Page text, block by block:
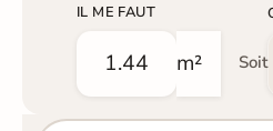
IL ME FAUT
m² Soit